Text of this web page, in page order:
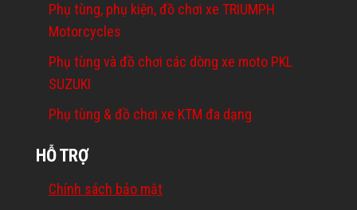
Phụ tùng, phụ kiện, đồ chơi xe TRIUMPH
Motorcycles
Phụ tùng và đồ chơi các dòng xe moto PKL
SUZUKI
Phụ tùng & đồ chơi xe KTM đa dạng
HỖ TRỢ
Chính sách bảo mật